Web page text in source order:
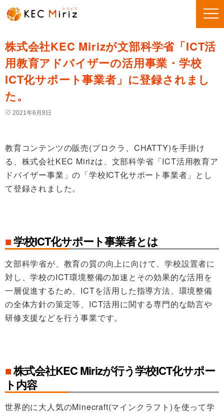
株式会社KEC Mirizが文部科学省「ICT活
用教育アドバイザーの活用事業・学校
ICT化サポート事業者」に登録されまし
た。
2021年6月8日
教育コンテンツの販売(プロクラ、CHATTY)を手掛け
る、株式会社KEC Mirizは、文部科学省「ICT活用教育ア
ドバイザー事業」の「学校ICT化サポート事業者」とし
て登録されました。
■学校ICT化サポート事業者とは
文部科学省が、教育の質の向上に向けて、学校設置者に
対し、学校のICT環境整備の加速とその効果的な活用を
一層促進するため、ICTを活用した指導方法、環境整備
の全体方針の策定等、ICT活用に関する専門的な助言や
研修支援などを行う事業です。
■株式会社KEC Mirizが行う学校ICT化サポー
ト内容
世界的に大人気のMinecraft(マインクラフト)を使って学